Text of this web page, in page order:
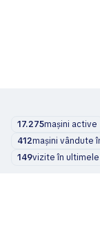
17.275mașini active
412mașini vândute
149vizite în